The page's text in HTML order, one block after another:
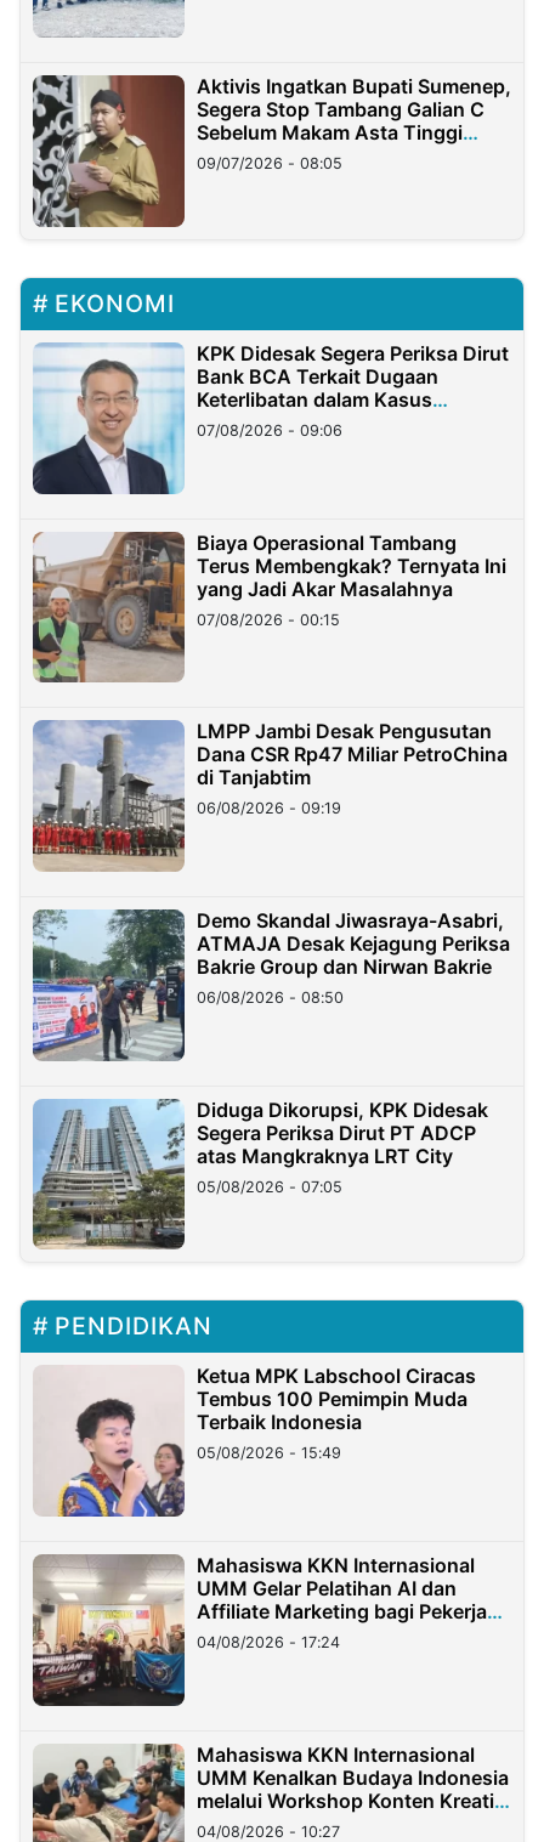
Aktivis Ingatkan Bupati Sumenep,
Segera Stop Tambang Galian C
Sebelum Makam Asta Tinggi
Longsor
09/07/2026 - 08:05
EKONOMI
KPK Didesak Segera Periksa Dirut
Bank BCA Terkait Dugaan
Keterlibatan dalam Kasus
Hilangnya Dana Nasabah Rp2,58
Miliar
07/08/2026 - 09:06
Biaya Operasional Tambang
Terus Membengkak? Ternyata Ini
yang Jadi Akar Masalahnya
07/08/2026 - 00:15
LMPP Jambi Desak Pengusutan
Dana CSR Rp47 Miliar PetroChina
di Tanjabtim
06/08/2026 - 09:19
Demo Skandal Jiwasraya-Asabri,
ATMAJA Desak Kejagung Periksa
Bakrie Group dan Nirwan Bakrie
06/08/2026 - 08:50
Diduga Dikorupsi, KPK Didesak
Segera Periksa Dirut PT ADCP
atas Mangkraknya LRT City
05/08/2026 - 07:05
PENDIDIKAN
Ketua MPK Labschool Ciracas
Tembus 100 Pemimpin Muda
Terbaik Indonesia
05/08/2026 - 15:49
Mahasiswa KKN Internasional
UMM Gelar Pelatihan AI dan
Affiliate Marketing bagi Pekerja
Migran Indonesia di Taiwan
04/08/2026 - 17:24
Mahasiswa KKN Internasional
UMM Kenalkan Budaya Indonesia
melalui Workshop Konten Kreatif
di Taiwan
04/08/2026 - 10:27